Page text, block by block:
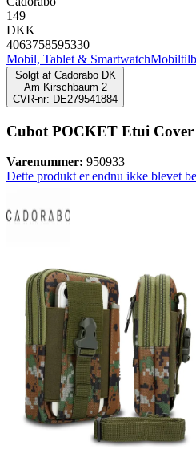
149
DKK
4063758595330
Mobil, Tablet & Smartwatch
Solgt af Cadorabo DK
Am Kirschbaum 2
CVR-nr: DE279541884
Cubot POCKET Etui Cover
Varenummer: 950933
Dette produkt er endnu ikke blevet